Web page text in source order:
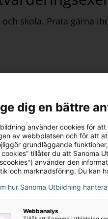
skola. Prata gärna
igång med dina
möjlighet att boka
och svara på
dig en bättre
använder cookies för
av webbplatsen och för att
grundläggande
cookies” tillåter du att Sanoma
använder den
och marknadsföring. Du kan
hur Sanoma Utbildning
Webbanalys